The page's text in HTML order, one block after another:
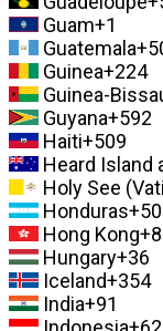
Guam+1
Guatemala
Guinea+224
Guinea-
Guyana+592
Haiti+509
Heard Island
Holy See
Honduras
Hong Kong
Hungary+36
Iceland+354
India+91